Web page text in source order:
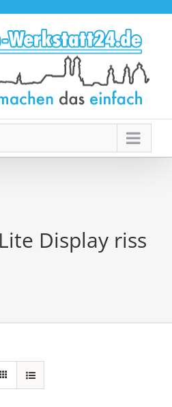
Display riss